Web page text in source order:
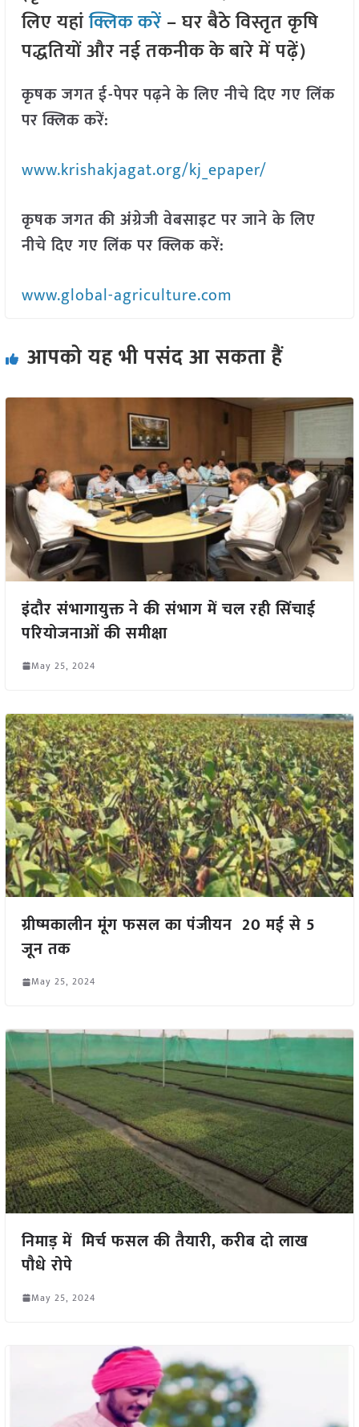
लिए यहांक्लिक करें– घर बैठे विस्तृत कृषि
पद्धतियों और नई तकनीक के बारे में पढ़ें)
कृषक जगत ई-पेपर पढ़ने के लिए नीचे दिए गए लिंक
पर क्लिक करें:
www.krishakjagat.org/kj_epaper/
कृषक जगत की अंग्रेजी वेबसाइट पर जाने के लिए
नीचे दिए गए लिंक पर क्लिक करें:
www.global-agriculture.com
आपको यह भी पसंद आ सकता हैं
इंदौर संभागायुक्त ने की संभाग में चल रही सिंचाई
परियोजनाओं की समीक्षा
May 25, 2024
ग्रीष्मकालीन मूंग फसल का पंजीयन 20 मई से 5
जून तक
May 25, 2024
निमाड़ में मिर्च फसल की तैयारी, करीब दो लाख
पौधे रोपे
May 25, 2024